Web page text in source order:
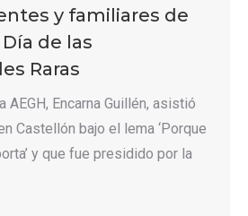
y familiares de
Día de las
Raras
AEGH, Encarna Guillén, asistió
Castellón bajo el lema ‘Porque
y que fue presidido por la